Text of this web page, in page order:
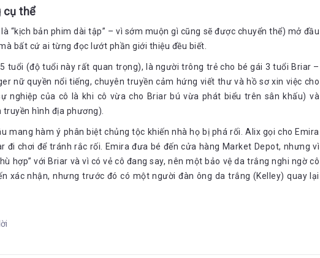
cụ thể
“kịch bản phim dài tập” – vì sớm muộn gì cũng sẽ được chuyển thể) mở đầu
bất cứ ai từng đọc lướt phần giới thiệu đều biết.
tuổi (độ tuổi này rất quan trọng), là người trông trẻ cho bé gái 3 tuổi Briar –
nữ quyền nổi tiếng, chuyên truyền cảm hứng viết thư và hồ sơ xin việc cho
nghiệp của cô là khi cô vừa cho Briar bú vừa phát biểu trên sân khấu) và
hình địa phương).
mang hàm ý phân biệt chủng tộc khiến nhà họ bị phá rối. Alix gọi cho Emira
đi chơi để tránh rắc rối. Emira đưa bé đến cửa hàng Market Depot, nhưng vì
hợp” với Briar và vì có vẻ cô đang say, nên một bảo vệ da trắng nghi ngờ cô
xác nhận, nhưng trước đó có một người đàn ông da trắng (Kelley) quay lại